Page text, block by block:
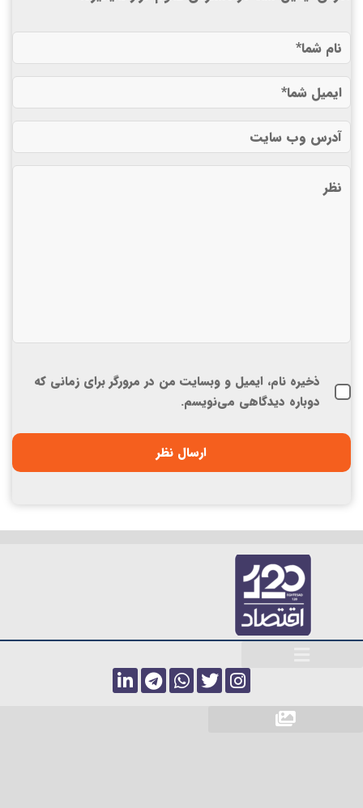
ذخیره نام، ایمیل و وبسایت من در مرورگر برای زمانی که
دوباره دیدگاهی می‌نویسم.